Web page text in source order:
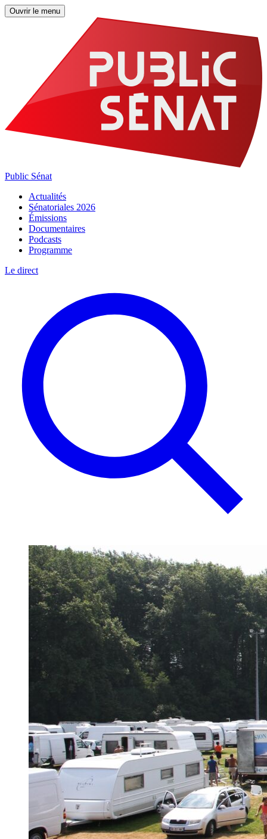
Ouvrir le menu
Public Sénat
Actualités
Sénatoriales 2026
Émissions
Documentaires
Podcasts
Programme
Le direct